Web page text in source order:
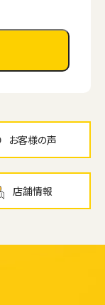
お客様の声
店舗情報